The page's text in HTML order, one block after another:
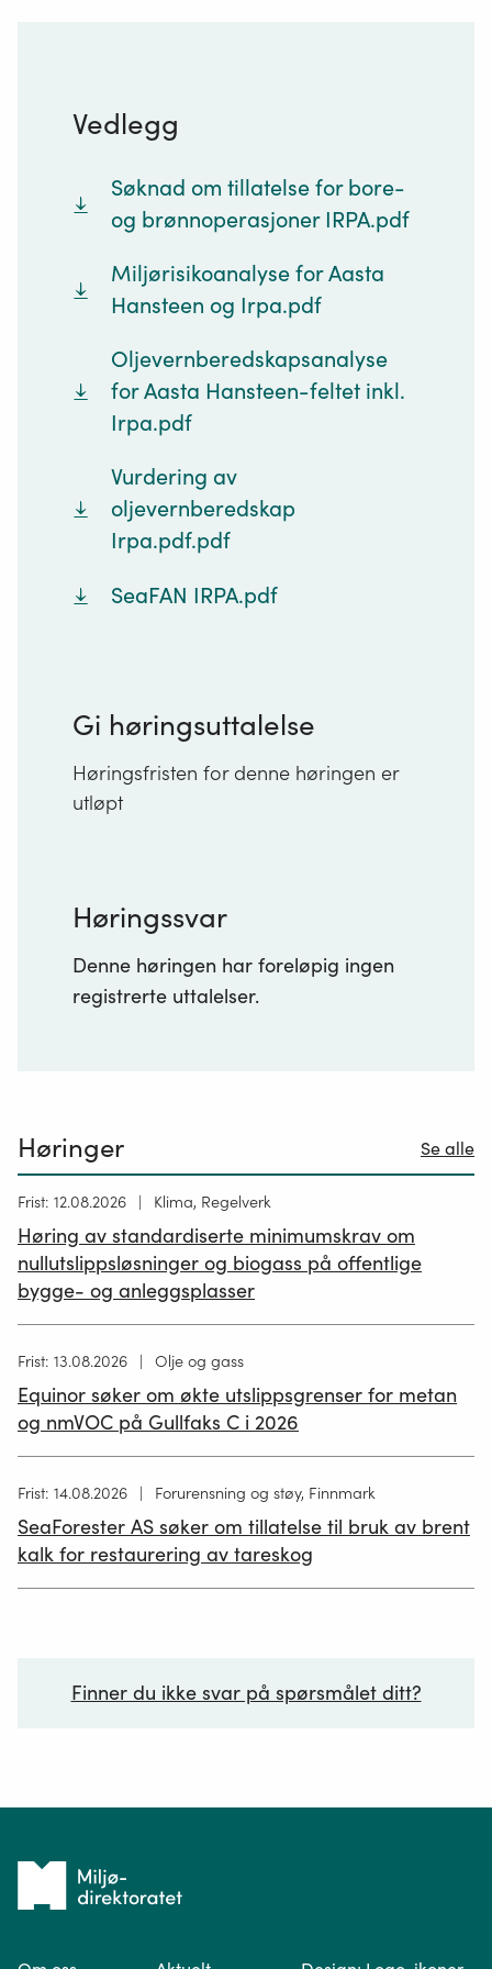
Vedlegg
Søknad om tillatelse for bore-
og brønnoperasjoner IRPA.pdf
Miljørisikoanalyse for Aasta
Hansteen og Irpa.pdf
Oljevernberedskapsanalyse
for Aasta Hansteen-feltet inkl.
Irpa.pdf
Vurdering av
oljevernberedskap
Irpa.pdf.pdf
SeaFAN IRPA.pdf
Gi høringsuttalelse
Høringsfristen for denne høringen er
utløpt
Høringssvar
Denne høringen har foreløpig ingen
registrerte uttalelser.
Høringer Se alle
Høring
publisert
12.05.2026
Frist: 12.08.2026 Klima, Regelverk
Høring av standardiserte minimumskrav om
nullutslippsløsninger og biogass på offentlige
bygge- og anleggsplasser
Høring
publisert
02.07.2026
Frist: 13.08.2026 Olje og gass
Equinor søker om økte utslippsgrenser for metan
og nmVOC på Gullfaks C i 2026
Høring
publisert
19.06.2026
Frist: 14.08.2026 Forurensning og støy, Finnmark
SeaForester AS søker om tillatelse til bruk av brent
kalk for restaurering av tareskog
Finner du ikke svar på spørsmålet ditt?
Tilbake